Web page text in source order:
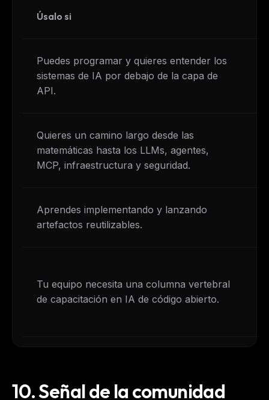
Úsalo si
Puedes programar y quieres entender los
sistemas de IA por debajo de la capa de
API.
Quieres un camino largo desde las
matemáticas hasta los LLMs, agentes,
MCP, infraestructura y seguridad.
Aprendes implementando y lanzando
artefactos reutilizables.
Tu equipo necesita una columna vertebral
de capacitación en IA de código abierto.
10.Señal de la comunidad